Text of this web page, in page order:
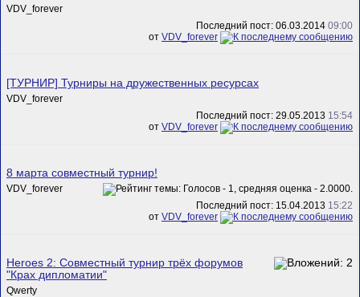
VDV_forever
Последний пост: 06.03.2014 09:00
от VDV_forever
[ТУРНИР] Турниры на дружественных ресурсах
VDV_forever
Последний пост: 29.05.2013 15:54
от VDV_forever
8 марта совместный турнир!
VDV_forever
Последний пост: 15.04.2013 15:22
от VDV_forever
Heroes 2: Совместный турнир трёх форумов
"Крах дипломатии"
Qwerty